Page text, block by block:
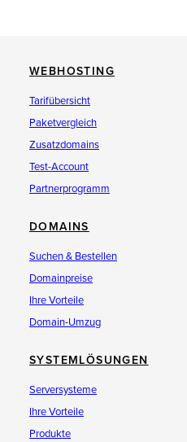
WEBHOSTING
Tarifübersicht
Paketvergleich
Zusatzdomains
Test-Account
Partnerprogramm
DOMAINS
Suchen & Bestellen
Domainpreise
Ihre Vorteile
Domain-Umzug
SYSTEMLÖSUNGEN
Serversysteme
Ihre Vorteile
Produkte